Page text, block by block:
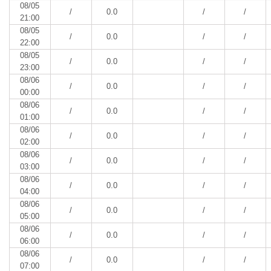
08/05
21:00
/ 0.0 / /
08/05
22:00
/ 0.0 / /
08/05
23:00
/ 0.0 / /
08/06
00:00
/ 0.0 / /
08/06
01:00
/ 0.0 / /
08/06
02:00
/ 0.0 / /
08/06
03:00
/ 0.0 / /
08/06
04:00
/ 0.0 / /
08/06
05:00
/ 0.0 / /
08/06
06:00
/ 0.0 / /
08/06
07:00
/ 0.0 / /